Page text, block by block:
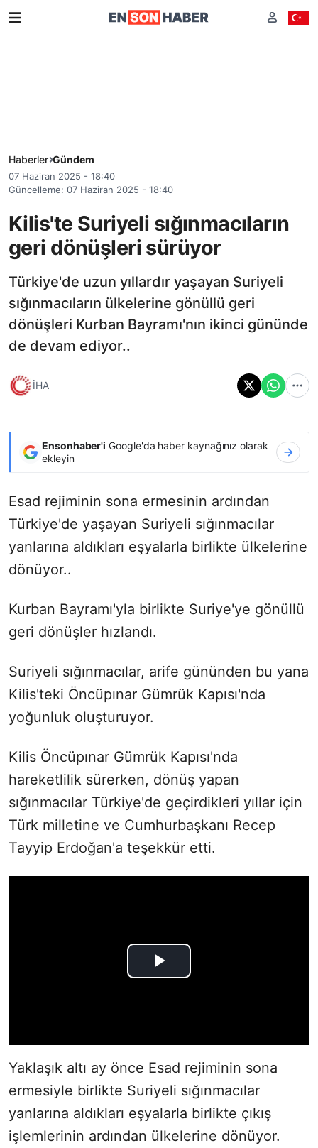
Haberler Gündem
07 Haziran 2025 - 18:40
Güncelleme: 07 Haziran 2025 - 18:40
Kilis'te Suriyeli sığınmacıların
geri dönüşleri sürüyor
Türkiye'de uzun yıllardır yaşayan Suriyeli
sığınmacıların ülkelerine gönüllü geri
dönüşleri Kurban Bayramı'nın ikinci gününde
de devam ediyor..
İHA
Ensonhaber'i Google'da haber kaynağınız olarak
ekleyin
Esad rejiminin sona ermesinin ardından
Türkiye'de yaşayan Suriyeli sığınmacılar
yanlarına aldıkları eşyalarla birlikte ülkelerine
dönüyor..
Kurban Bayramı'yla birlikte Suriye'ye gönüllü
geri dönüşler hızlandı.
Suriyeli sığınmacılar, arife gününden bu yana
Kilis'teki Öncüpınar Gümrük Kapısı'nda
yoğunluk oluşturuyor.
Kilis Öncüpınar Gümrük Kapısı'nda
hareketlilik sürerken, dönüş yapan
sığınmacılar Türkiye'de geçirdikleri yıllar için
Türk milletine ve Cumhurbaşkanı Recep
Tayyip Erdoğan'a teşekkür etti.
Yaklaşık altı ay önce Esad rejiminin sona
ermesiyle birlikte Suriyeli sığınmacılar
yanlarına aldıkları eşyalarla birlikte çıkış
işlemlerinin ardından ülkelerine dönüyor.